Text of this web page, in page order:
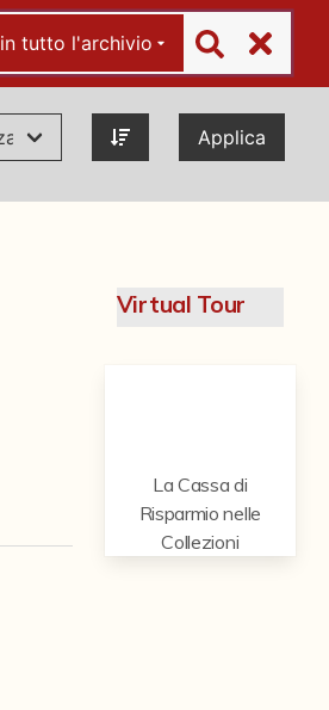
in tutto l'archivio
Applica
Virtual Tour
La Cassa di
Risparmio nelle
Collezioni